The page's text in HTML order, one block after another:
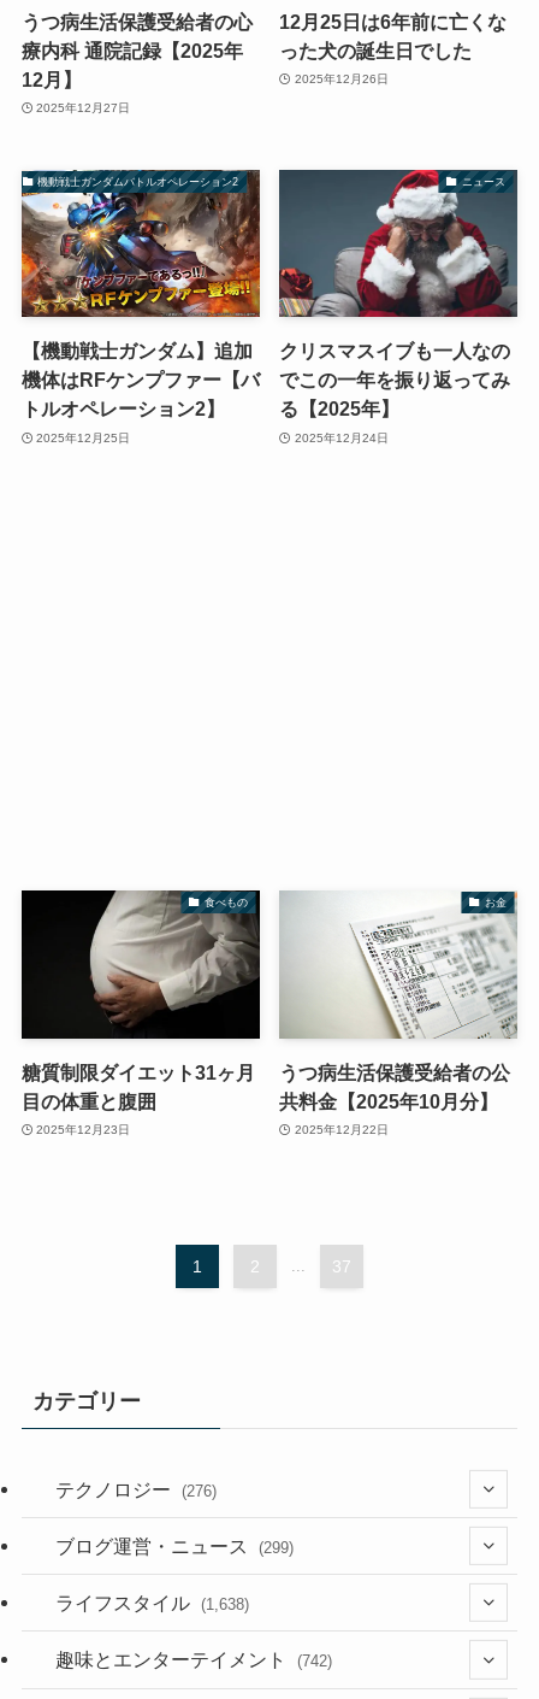
うつ病生活保護受給者の心
療内科 通院記録【2025年
12月】
2025年12月27日
12月25日は6年前に亡くな
った犬の誕生日でした
2025年12月26日
機動戦士ガンダムバトルオペレーション2
【機動戦士ガンダム】追加
機体はRFケンプファー【バ
トルオペレーション2】
2025年12月25日
ニュース
クリスマスイブも一人なの
でこの一年を振り返ってみ
る【2025年】
2025年12月24日
食べもの
糖質制限ダイエット31ヶ月
目の体重と腹囲
2025年12月23日
お金
うつ病生活保護受給者の公
共料金【2025年10月分】
2025年12月22日
1 2 ... 37
カテゴリー
テクノロジー (276)
(36)
(187)
ブログ運営・ニュース (299)
(118)
(181)
ライフスタイル (1,638)
(394)
趣味とエンターテイメント (742)